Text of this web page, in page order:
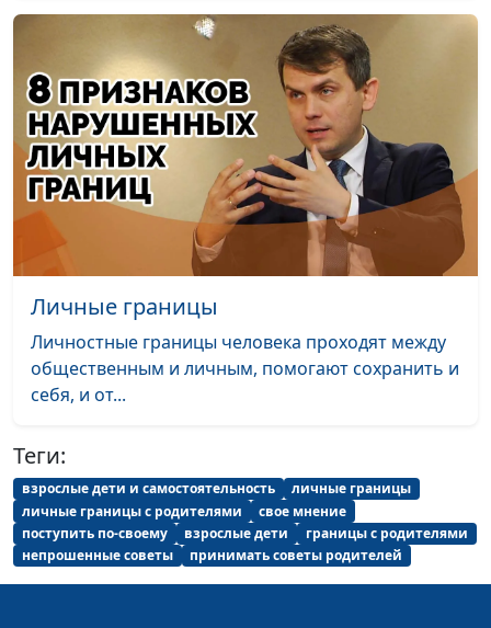
Личные границы
Личностные границы человека проходят между
общественным и личным, помогают сохранить и
себя, и от...
Теги:
взрослые дети и самостоятельность
личные границы
личные границы с родителями
свое мнение
поступить по-своему
взрослые дети
границы с родителями
непрошенные советы
принимать советы родителей